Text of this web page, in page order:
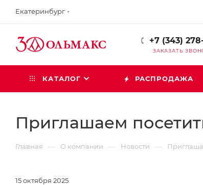
Екатеринбург
+7 (343)
ЗАКАЗАТЬ
КАТАЛОГ РАСПРОДАЖА
Приглашаем
Главная — О компании — Новости —
15 октября 2025